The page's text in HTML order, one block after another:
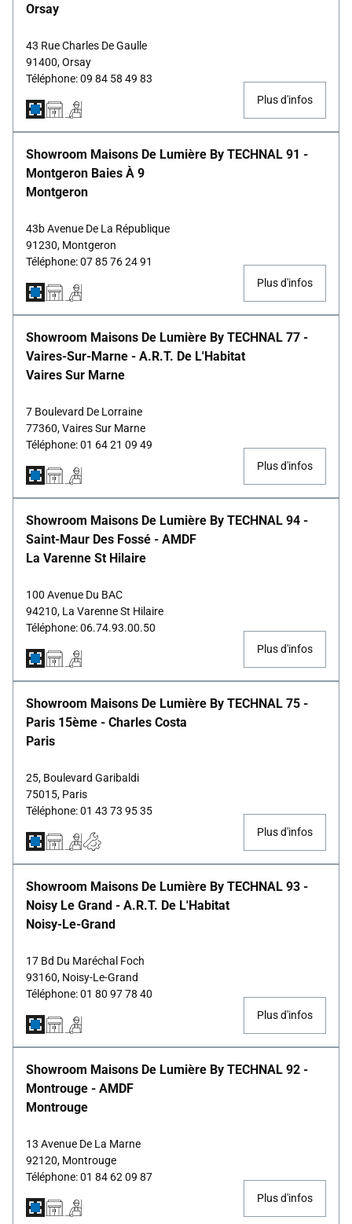
Orsay
43 Rue Charles De Gaulle
91400, Orsay
Téléphone: 09 84 58 49 83
Plus d'infos
Showroom Maisons De Lumière By TECHNAL 91 -
Montgeron Baies À 9
Montgeron
43b Avenue De La République
91230, Montgeron
Téléphone: 07 85 76 24 91
Plus d'infos
Showroom Maisons De Lumière By TECHNAL 77 -
Vaires-Sur-Marne - A.R.T. De L'Habitat
Vaires Sur Marne
7 Boulevard De Lorraine
77360, Vaires Sur Marne
Téléphone: 01 64 21 09 49
Plus d'infos
Showroom Maisons De Lumière By TECHNAL 94 -
Saint-Maur Des Fossé - AMDF
La Varenne St Hilaire
100 Avenue Du BAC
94210, La Varenne St Hilaire
Téléphone: 06.74.93.00.50
Plus d'infos
Showroom Maisons De Lumière By TECHNAL 75 -
Paris 15ème - Charles Costa
Paris
25, Boulevard Garibaldi
75015, Paris
Téléphone: 01 43 73 95 35
Plus d'infos
Showroom Maisons De Lumière By TECHNAL 93 -
Noisy Le Grand - A.R.T. De L'Habitat
Noisy-Le-Grand
17 Bd Du Maréchal Foch
93160, Noisy-Le-Grand
Téléphone: 01 80 97 78 40
Plus d'infos
Showroom Maisons De Lumière By TECHNAL 92 -
Montrouge - AMDF
Montrouge
13 Avenue De La Marne
92120, Montrouge
Téléphone: 01 84 62 09 87
Plus d'infos